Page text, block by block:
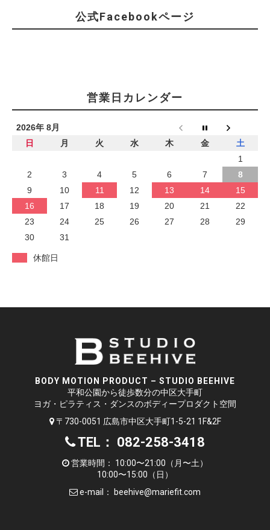
公式Facebookページ
営業日カレンダー
2026年 8月
日
月 火 水 木 金
土
1
2
3 4 5 6 7
8
9
10 11 12 13 14
15
16
17 18 19 20 21
22
23
24 25 26 27 28
29
30
31
休館日
BODY MOTION PRODUCT – STUDIO BEEHIVE
平和公園から徒歩数分の中区大手町
ヨガ・ピラティス・ダンスのボディープロダクト空間
〒730-0051 広島市中区大手町1-5-21 1F&2F
TEL： 082-258-3418
営業時間： 10:00〜21:00（月〜土）
10:00〜15:00（日）
e-mail：
beehive@mariefit.com